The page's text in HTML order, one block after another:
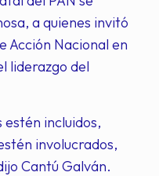
a quienes invitó
Acción Nacional en
liderazgo del
estén incluidos,
involucrados,
Cantú Galván.